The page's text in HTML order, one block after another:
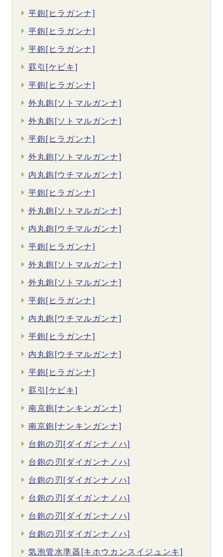
平鉋[ヒラガンナ]
平鉋[ヒラガンナ]
平鉋[ヒラガンナ]
罫引[ケビキ]
平鉋[ヒラガンナ]
外丸鉋[ソトマルガンナ]
外丸鉋[ソトマルガンナ]
平鉋[ヒラガンナ]
外丸鉋[ソトマルガンナ]
内丸鉋[ウチマルガンナ]
平鉋[ヒラガンナ]
外丸鉋[ソトマルガンナ]
内丸鉋[ウチマルガンナ]
平鉋[ヒラガンナ]
外丸鉋[ソトマルガンナ]
外丸鉋[ソトマルガンナ]
平鉋[ヒラガンナ]
内丸鉋[ウチマルガンナ]
平鉋[ヒラガンナ]
内丸鉋[ウチマルガンナ]
平鉋[ヒラガンナ]
罫引[ケビキ]
南京鉋[ナンキンガンナ]
南京鉋[ナンキンガンナ]
台鉋の刃[ダイガンナノハ]
台鉋の刃[ダイガンナノハ]
台鉋の刃[ダイガンナノハ]
台鉋の刃[ダイガンナノハ]
台鉋の刃[ダイガンナノハ]
台鉋の刃[ダイガンナノハ]
気泡管水準器[キホウカンスイジュンキ]